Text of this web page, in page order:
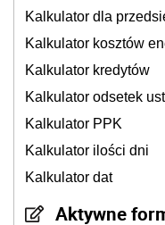
Kalkulator dla
Kalkulator kosztów
Kalkulator kredytów
Kalkulator odsetek
Kalkulator PPK
Kalkulator ilości dni
Kalkulator dat
Aktywne